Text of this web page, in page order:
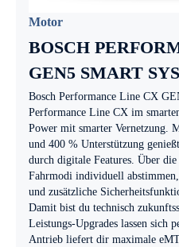
Motor
BOSCH
GEN5 SMART
Bosch Performance Line CX
Performance Line CX im
Power mit smarter Vernetzung.
und 400 % Unterstützung
durch digitale Features. Über
Fahrmodi individuell
und zusätzliche
Damit bist du technisch
Leistungs-Upgrades lassen sich
Antrieb liefert dir maximale